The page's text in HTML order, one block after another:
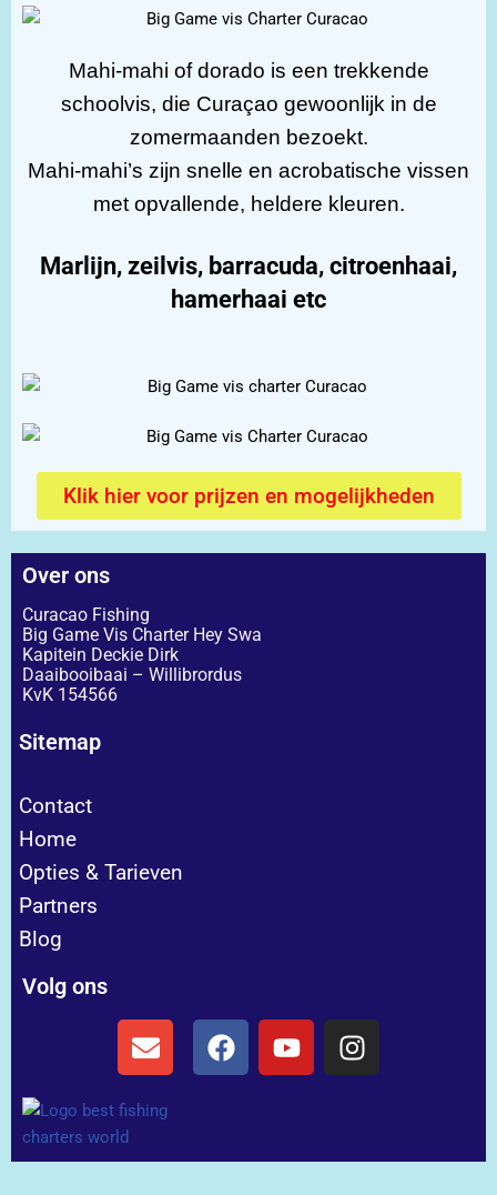
Mahi-mahi of dorado is een trekkende
schoolvis, die Curaçao gewoonlijk in de
zomermaanden bezoekt.
Mahi-mahi’s zijn snelle en acrobatische vissen
met opvallende, heldere kleuren.
Marlijn, zeilvis, barracuda, citroenhaai,
hamerhaai etc
Klik hier voor prijzen en mogelijkheden
Over ons
Curacao Fishing
Big Game Vis Charter Hey Swa
Kapitein Deckie Dirk
Daaibooibaai – Willibrordus
KvK 154566
Sitemap
Contact
Home
Opties & Tarieven
Partners
Blog
Volg ons